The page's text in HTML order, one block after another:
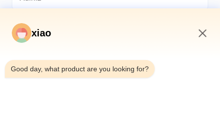
*
xiao
Good day, what product are you looking for?